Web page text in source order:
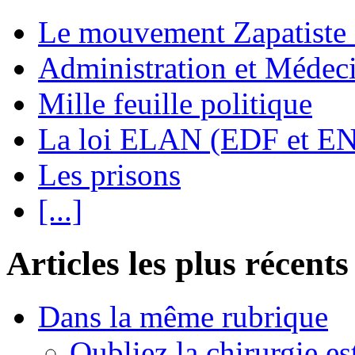
Le mouvement
Administration et
Mille feuille politique
La loi ELAN (EDF et
Les prisons
[...]
Articles les plus récents
Dans la même rubrique